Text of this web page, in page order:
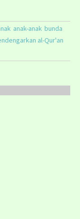
anak-anak bunda
al-Qur'an